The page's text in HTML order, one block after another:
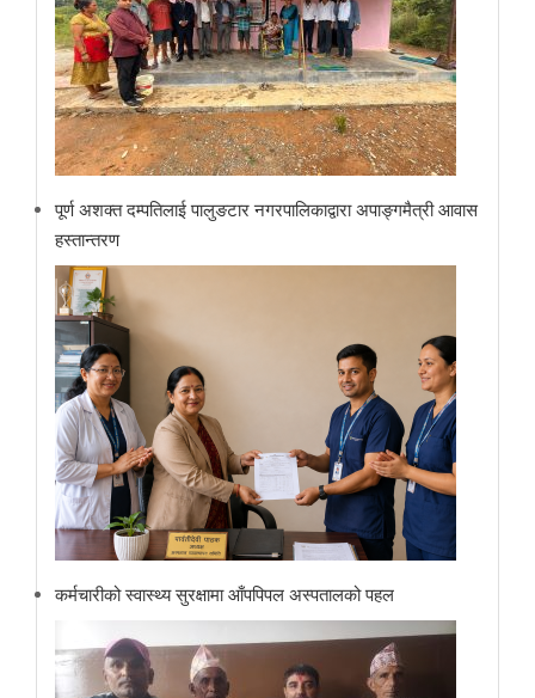
पूर्ण अशक्त दम्पतिलाई पालुङटार नगरपालिकाद्वारा अपाङ्गमैत्री आवास
हस्तान्तरण
कर्मचारीको स्वास्थ्य सुरक्षामा आँपपिपल अस्पतालको पहल